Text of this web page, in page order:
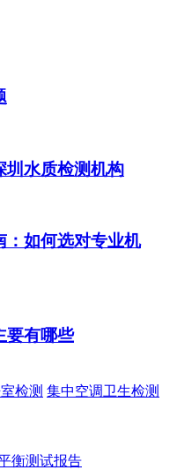
圳水质检测机构
：如何选对专业机
要有哪些
检测 集中空调卫生检测
衡测试报告